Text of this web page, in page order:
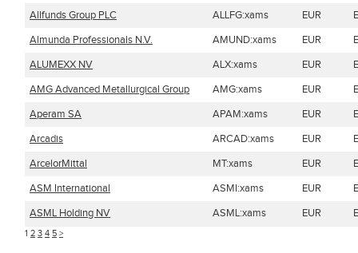
1 2 3 4 5 >
Allfunds Group PLC
ALLFG:xams EUR
Almunda Professionals N.V.
AMUND:xams EUR
ALUMEXX NV
ALX:xams EUR
AMG Advanced Metallurgical Group
AMG:xams EUR
Aperam SA
APAM:xams EUR
Arcadis
ARCAD:xams EUR
ArcelorMittal
MT:xams EUR
ASM International
ASMI:xams EUR
ASML Holding NV
ASML:xams EUR